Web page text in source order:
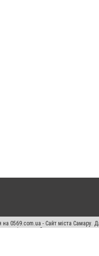
0569.com.ua - Сайт міста Самару.
Законом.